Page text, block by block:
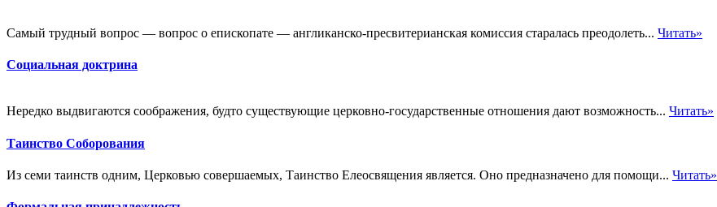
Самый трудный вопрос — вопрос о епископате — англиканско-пресвитерианская комиссия старалась преодолеть... Читать»
Социальная доктрина
Нередко выдвигаются соображения, будто существующие церковно-государственные отношения дают возможность... Читать»
Таинство Соборования
Из семи таинств одним, Церковью совершаемых, Таинство Елеосвящения является. Оно предназначено для помощи... Читать»